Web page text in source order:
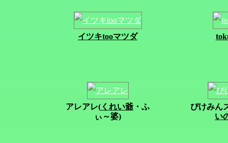
イツキtooマツダ
アレアレ( くれい爺 ・ふ
ぃ～婆)
ぴけみん
い